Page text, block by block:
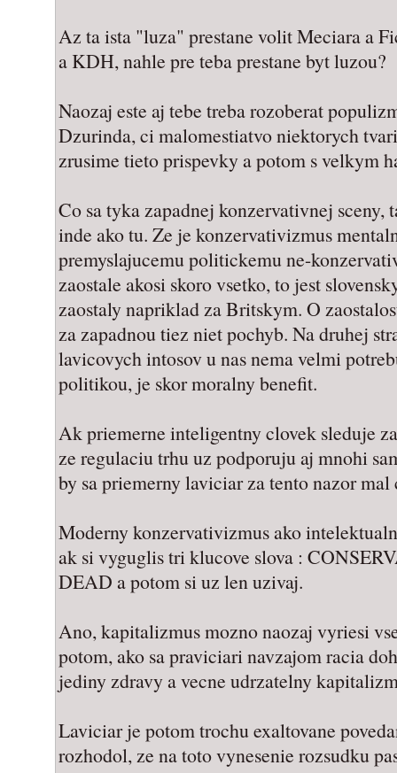
Az ta ista "luza" prestane volit Meciara a
a KDH, nahle pre teba prestane byt luzou?
Naozaj este aj tebe treba rozoberat
Dzurinda, ci malomestiatvo niektorych
zrusime tieto prispevky a potom s velkym
Co sa tyka zapadnej konzervativnej sceny,
inde ako tu. Ze je konzervativizmus
premyslajucemu politickemu ne-
zaostale akosi skoro vsetko, to jest
zaostaly napriklad za Britskym. O
za zapadnou tiez niet pochyb. Na druhej
lavicovych intosov u nas nema velmi
politikou, je skor moralny benefit.
Ak priemerne inteligentny clovek sleduje
ze regulaciu trhu uz podporuju aj mnohi
by sa priemerny laviciar za tento nazor
Moderny konzervativizmus ako
ak si vyguglis tri klucove slova :
DEAD a potom si uz len uzivaj.
Ano, kapitalizmus mozno naozaj vyriesi
potom, ako sa praviciari navzajom racia
jediny zdravy a vecne udrzatelny
Laviciar je potom trochu exaltovane
rozhodol, ze na toto vynesenie rozsudku